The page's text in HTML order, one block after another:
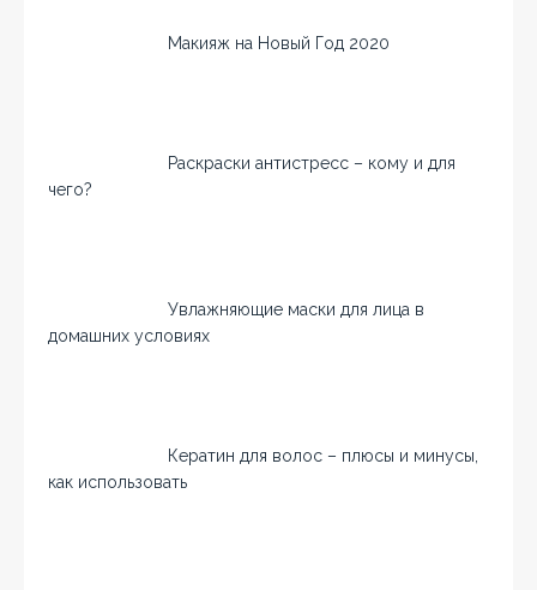
Макияж на Новый Год 2020
Раскраски антистресс – кому и для
чего?
Увлажняющие маски для лица в
домашних условиях
Кератин для волос – плюсы и минусы,
как использовать